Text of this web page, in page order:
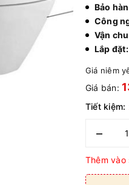
Bảo
Công
Vận
Lắp đặt:
Giá niêm
Giá bán:
Tiết kiệm:
–
Thêm vào